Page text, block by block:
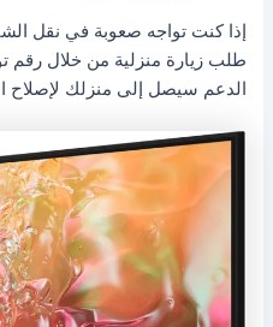
إذا كنت تواجه صعوبة في نقل
طلب زيارة منزلية من خلال
الدعم سيصل إلى منزلك لإصلاح